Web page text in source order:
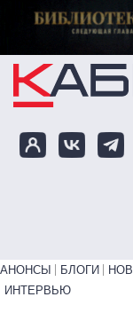
Перейти к
Primary links bottom
АНОНСЫ БЛОГИ
ИНТЕРВЬЮ